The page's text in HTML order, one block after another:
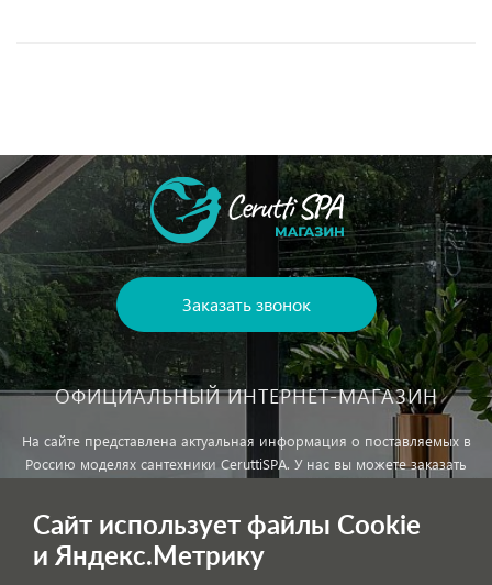
Заказать звонок
ОФИЦИАЛЬНЫЙ ИНТЕРНЕТ-МАГАЗИН
На сайте представлена актуальная информация о поставляемых в
Россию моделях сантехники CeruttiSPA. У нас вы можете заказать
Внимание!Цены, указанные на сайте, не являются публичной
Сайт использует файлы Cookie
и Яндекс.Метрику